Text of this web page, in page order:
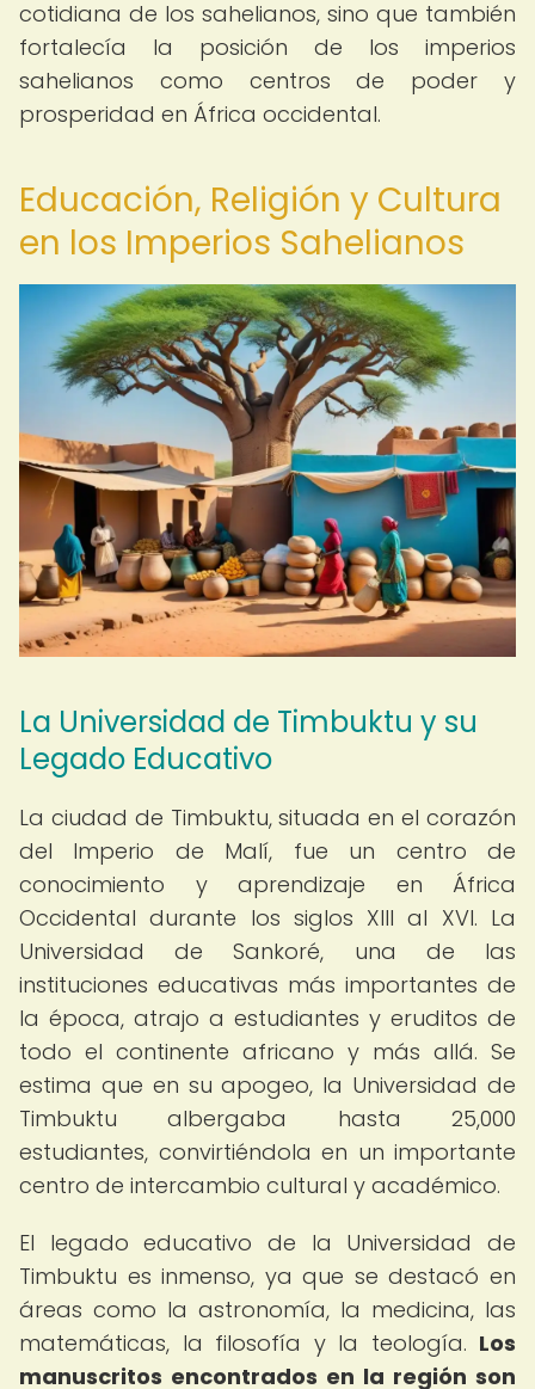
cotidiana de los sahelianos, sino que también
fortalecía la posición de los imperios
sahelianos como centros de poder y
prosperidad en África occidental.
Educación, Religión y Cultura
en los Imperios Sahelianos
La Universidad de Timbuktu y su
Legado Educativo
La ciudad de Timbuktu, situada en el corazón
del Imperio de Malí, fue un centro de
conocimiento y aprendizaje en África
Occidental durante los siglos XIII al XVI. La
Universidad de Sankoré, una de las
instituciones educativas más importantes de
la época, atrajo a estudiantes y eruditos de
todo el continente africano y más allá. Se
estima que en su apogeo, la Universidad de
Timbuktu albergaba hasta 25,000
estudiantes, convirtiéndola en un importante
centro de intercambio cultural y académico.
El legado educativo de la Universidad de
Timbuktu es inmenso, ya que se destacó en
áreas como la astronomía, la medicina, las
matemáticas, la filosofía y la teología. Los
manuscritos encontrados en la región son